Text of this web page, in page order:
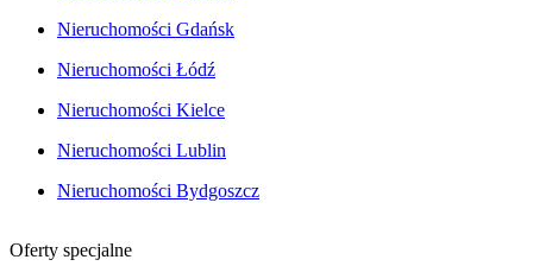
Nieruchomości Gdańsk
Nieruchomości Łódź
Nieruchomości Kielce
Nieruchomości Lublin
Nieruchomości Bydgoszcz
Oferty specjalne